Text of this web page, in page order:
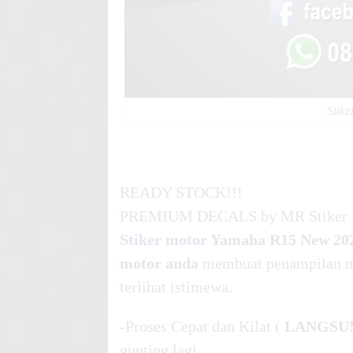
READY STOCK!!!
PREMIUM DECALS by MR Stiker
Stiker motor Yamaha R15 New
motor anda membuat penampilan
terlihat istimewa.
-Proses Cepat dan Kilat (
gunting lagi